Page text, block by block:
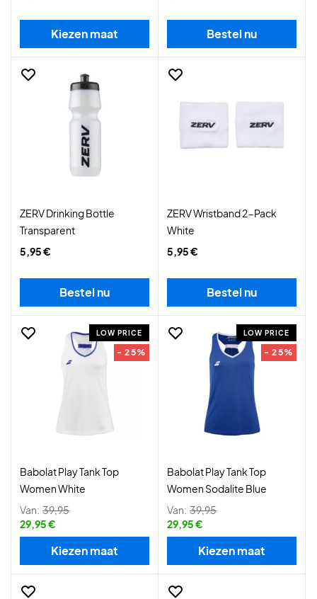
Kiezen maat Bestel nu
ZERV Drinking Bottle
Transparent
5,95 €
Bestel nu
ZERV Wristband 2-Pack
White
5,95 €
Bestel nu
LOW PRICE
- 25%
Babolat Play Tank Top
Women White
Van: 39,95
29,95 €
Kiezen maat
LOW PRICE
- 25%
Babolat Play Tank Top
Women Sodalite Blue
Van: 39,95
29,95 €
Kiezen maat